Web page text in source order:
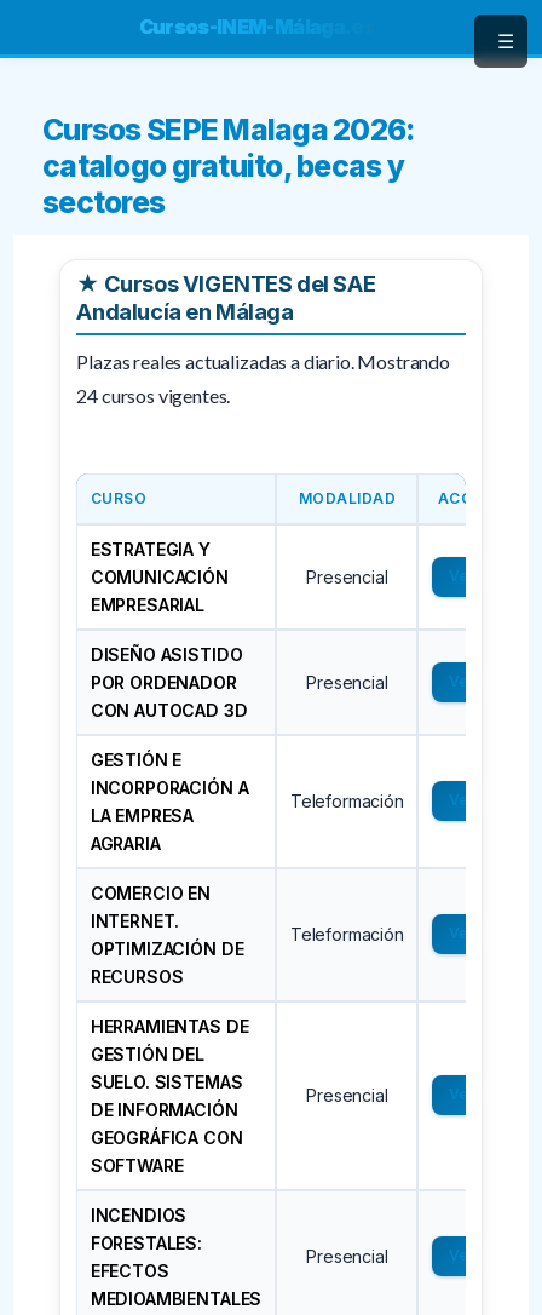
Cursos-INEM-Málaga.es
Cursos SEPE Malaga 2026:
catalogo gratuito, becas y
sectores
★ Cursos VIGENTES del SAE
Andalucía en Málaga
Plazas reales actualizadas a diario. Mostrando
24 cursos vigentes.
CURSO MODALIDAD ACCIÓN
ESTRATEGIA Y
COMUNICACIÓN
EMPRESARIAL
Presencial Ver →
DISEÑO ASISTIDO
POR ORDENADOR
CON AUTOCAD 3D
Presencial Ver →
GESTIÓN E
INCORPORACIÓN A
LA EMPRESA
AGRARIA
Teleformación Ver →
COMERCIO EN
INTERNET.
OPTIMIZACIÓN DE
RECURSOS
Teleformación Ver →
HERRAMIENTAS DE
GESTIÓN DEL
SUELO. SISTEMAS
DE INFORMACIÓN
GEOGRÁFICA CON
SOFTWARE
Presencial Ver →
INCENDIOS
FORESTALES:
EFECTOS
MEDIOAMBIENTALES
Presencial Ver →
☰